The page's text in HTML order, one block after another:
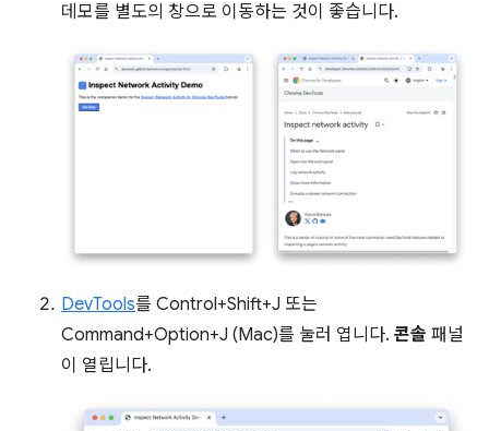
데모를 별도의 창으로 이동하는 것이 좋습니다.
DevTools를 Control+Shift+J 또는
Command+Option+J (Mac)를 눌러 엽니다. 콘솔 패널
이 열립니다.